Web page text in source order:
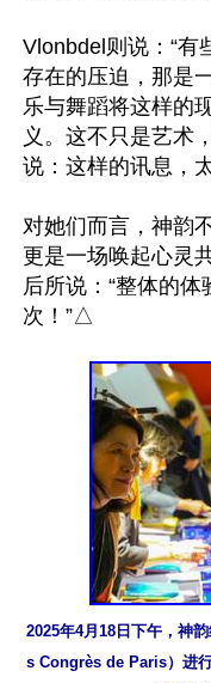
Vlonbdel则说：“有
存在的压迫，那是
乐与舞蹈将这样的
义。这不只是艺术
说：这样的讯息，
对她们而言，神韵
更是一场唤起心灵
后所说：“整体的
次！”△
2025年4月18日下午，神
s Congrès de Paris）进